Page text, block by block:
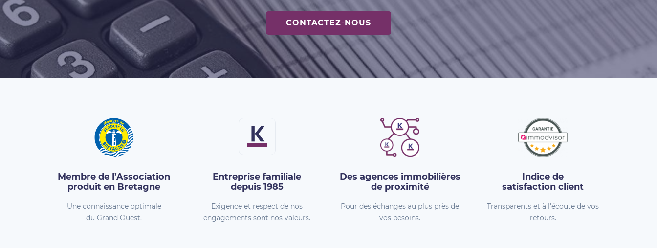
CONTACTEZ-NOUS
Membre de l’Association
produit en Bretagne
Une connaissance optimale
du Grand Ouest.
Entreprise familiale
depuis 1985
Exigence et respect de nos
engagements sont nos valeurs.
Des agences immobilières
de proximité
Pour des échanges au plus près de
vos besoins.
Indice de
satisfaction client
Transparents et à l'écoute de vos
retours.